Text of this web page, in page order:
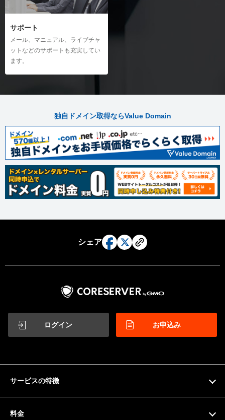
サポート
メール、マニュアル、ライブチャ
ットなどのサポートも充実してい
ます。
独自ドメイン取得ならValue Domain
シェア
ログイン お申込み
サービスの特徴
料金